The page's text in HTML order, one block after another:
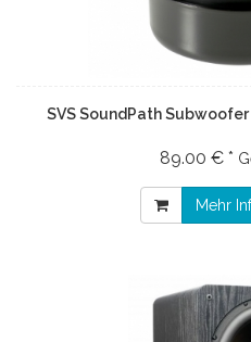
SVS SoundPath
89.00 € *
Mehr